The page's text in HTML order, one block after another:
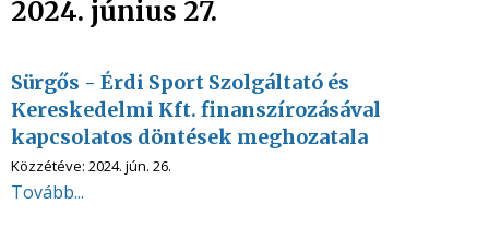
2024. június 27.
Sürgős - Érdi Sport Szolgáltató és
Kereskedelmi Kft. finanszírozásával
kapcsolatos döntések meghozatala
Közzétéve: 2024. jún. 26.
Tovább...